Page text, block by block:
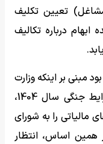
تعیین تکلیف
درباره تکالیف
مبنی بر اینکه وزارت
امور اقتصادی و دارایی با توجه به شرایط جنگی سال 1404،
مالیاتی را به شورای
همین اساس، انتظار